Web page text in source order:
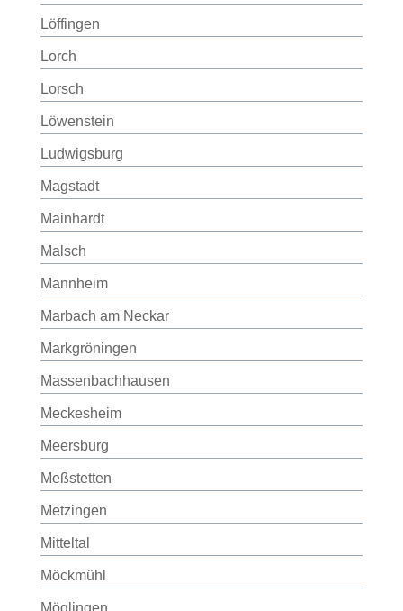
Löffingen
Lorch
Lorsch
Löwenstein
Ludwigsburg
Magstadt
Mainhardt
Malsch
Mannheim
Marbach am Neckar
Markgröningen
Massenbachhausen
Meckesheim
Meersburg
Meßstetten
Metzingen
Mitteltal
Möckmühl
Möglingen